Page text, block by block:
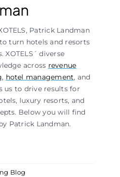
Blog
Patrick Landman
turn hotels and resorts
diverse
across revenue
, hotel management, and
us to drive results for
luxury resorts, and
Below you will find
Patrick Landman.